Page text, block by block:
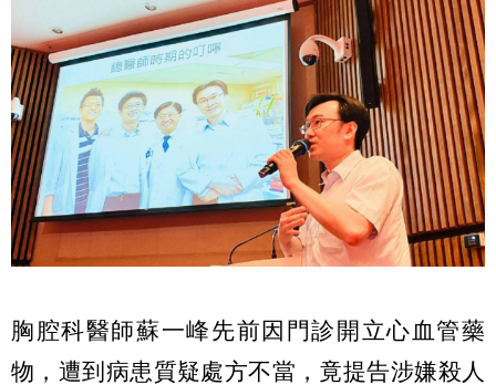
胸腔科醫師蘇一峰先前因門診開立心血管藥
物，遭到病患質疑處方不當，竟提告涉嫌殺人